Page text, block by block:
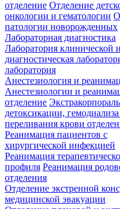
отделение Отделение
онкологии и гематологии
патологии новорожденных
Лабораторная диагностика
Лаборатория клинической
диагностическая
лаборатория
Анестезиология и
Анестезиологии и
отделение
детоксикации,
переливания крови
Реанимация пациентов с
хирургической инфекцией
Реанимация
профиля Реанимация
отделения
Отделение экстренной
медицинской эвакуации